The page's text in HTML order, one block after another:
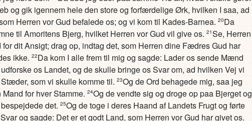
og gik igennem hele den store og forfærdelige Ørk, hvilken I saa, ad
Herren vor Gud befalede os; og vi kom til Kades-Barnea. 20Da
til Amoritens Bjerg, hvilket Herren vor Gud vil give os. 21Se, Herren
dit Ansigt; drag op, indtag det, som Herren dine Fædres Gud har
ikke. 22Da kom I alle frem til mig og sagde: Lader os sende Mænd
os Landet, og de skulle bringe os Svar om, ad hvilken Vej vi
som vi skulle komme til. 23Og de Ord behagede mig, saa jeg
for hver Stamme. 24Og de vendte sig og droge op paa Bjerget og
det. 25Og de toge i deres Haand af Landets Frugt og førte
og sagde: Det er et godt Land, som Herren vor Gud har givet os.